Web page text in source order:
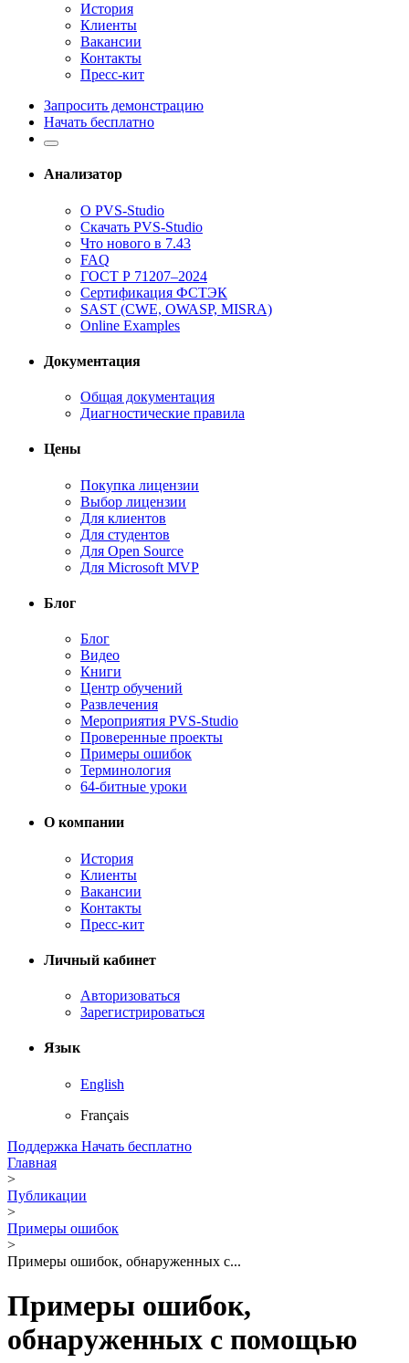
История
Клиенты
Вакансии
Контакты
Пресс-кит
Запросить демонстрацию
Начать бесплатно
Анализатор
О PVS-Studio
Скачать PVS-Studio
Что нового в 7.43
FAQ
ГОСТ Р 71207–2024
Сертификация ФСТЭК
SAST (CWE, OWASP, MISRA)
Online Examples
Документация
Общая документация
Диагностические правила
Цены
Покупка лицензии
Выбор лицензии
Для клиентов
Для студентов
Для Open Source
Для Microsoft MVP
Блог
Блог
Видео
Книги
Центр обучений
Развлечения
Мероприятия PVS-Studio
Проверенные проекты
Примеры ошибок
Терминология
64-битные уроки
О компании
История
Клиенты
Вакансии
Контакты
Пресс-кит
Личный кабинет
Авторизоваться
Зарегистрироваться
Язык
English
Français
Поддержка Начать бесплатно
Главная
>
Публикации
>
Примеры ошибок
>
Примеры ошибок, обнаруженных с...
Примеры ошибок,
обнаруженных с помощью